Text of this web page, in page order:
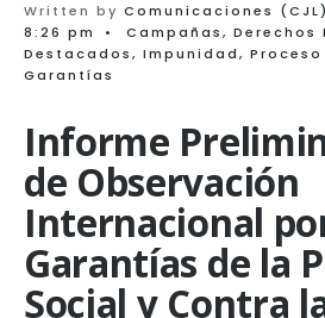
Written by Comunicaciones (CJL)
8:26 pm
• Campañas, Derechos
Destacados, Impunidad,
Garantías
Informe
de Observación
Internacional
Garantías de la
Social y Contra